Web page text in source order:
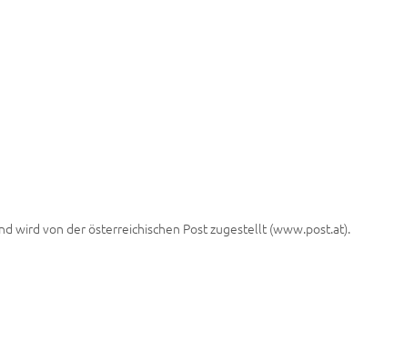
wird von der österreichischen Post zugestellt (www.post.at).